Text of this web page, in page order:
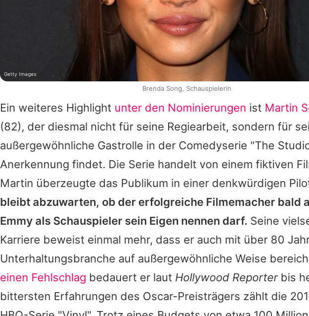
Ein weiteres Highlight unter den Nominierungen ist Martin
(82), der diesmal nicht für seine Regiearbeit, sondern für
außergewöhnliche Gastrolle in der Comedyserie "The
Anerkennung findet. Die Serie handelt von einem fiktiven
Martin überzeugte das Publikum in einer denkwürdigen
bleibt abzuwarten, ob der erfolgreiche Filmemacher bald
Emmy als Schauspieler sein Eigen nennen darf. Seine
Karriere beweist einmal mehr, dass er auch mit über 80
Unterhaltungsbranche auf außergewöhnliche Weise
einen Fehlschlag bedauert er laut Hollywood Reporterbis
bittersten Erfahrungen des Oscar-Preisträgers zählt die
Getty Images
Brenda Song, Schauspielerin